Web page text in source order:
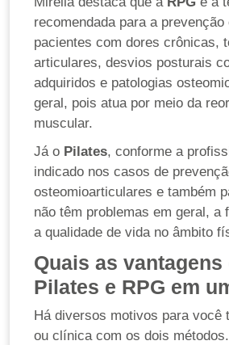
recomendada para a
pacientes com dores crônicas,
articulares, desvios posturais
adquiridos e patologias
geral, pois atua por meio da
muscular.
Já o Pilates, conforme a
indicado nos casos de
osteomioarticulares e também
não têm problemas em geral, a
a qualidade de vida no âmbito
Quais as vantagens
Pilates e RPG em
Há diversos motivos para você
ou clínica com os dois